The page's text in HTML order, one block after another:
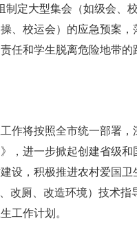
制定大型集会（如级会、
操、校运会）的应急预案，
任和学生脱离危险地带的
作将按照全市统一部署，
，进一步掀起创建省级和
设，积极推进农村爱国卫
改厕、改造环境）技术指
工作计划。